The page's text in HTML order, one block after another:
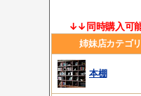
↓↓同時購入可
姉妹店カテゴ
本棚